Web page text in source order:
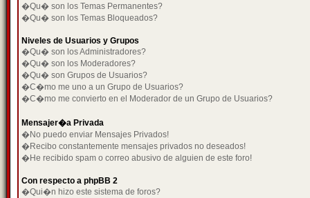
�Qu� son los Temas Permanentes?
�Qu� son los Temas Bloqueados?
Niveles de Usuarios y Grupos
�Qu� son los Administradores?
�Qu� son los Moderadores?
�Qu� son Grupos de Usuarios?
�C�mo me uno a un Grupo de Usuarios?
�C�mo me convierto en el Moderador de un Grupo de Usuarios?
Mensajer�a Privada
�No puedo enviar Mensajes Privados!
�Recibo constantemente mensajes privados no deseados!
�He recibido spam o correo abusivo de alguien de este foro!
Con respecto a phpBB 2
�Qui�n hizo este sistema de foros?